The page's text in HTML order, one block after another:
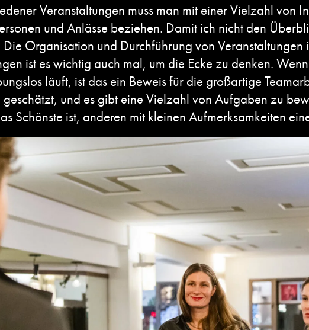
Veranstaltungen muss man mit einer Vielzahl von
und Anlässe beziehen. Damit ich nicht den
Organisation und Durchführung von Veranstaltungen
ist es wichtig auch mal, um die Ecke zu denken.
läuft, ist das ein Beweis für die großartige
und es gibt eine Vielzahl von Aufgaben zu
Schönste ist, anderen mit kleinen Aufmerksamkeiten